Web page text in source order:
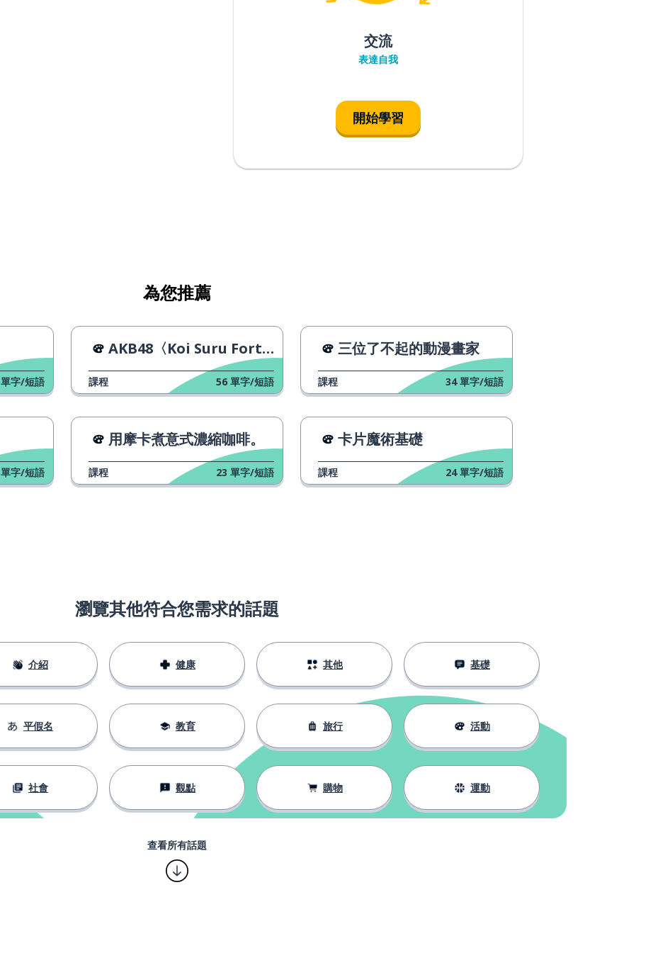
交流
表達自我
開始學習
為您推薦
單字/短語
AKB48〈Koi Suru Fortune Cookie〉
課程 56 單字/短語
三位了不起的動漫畫家
課程 34 單字/短語
單字/短語
用摩卡煮意式濃縮咖啡。
課程 23 單字/短語
卡片魔術基礎
課程 24 單字/短語
瀏覽其他符合您需求的話題
介紹 健康 其他 基礎
平假名 教育 旅行 活動
社會 觀點 購物 運動
查看所有話題